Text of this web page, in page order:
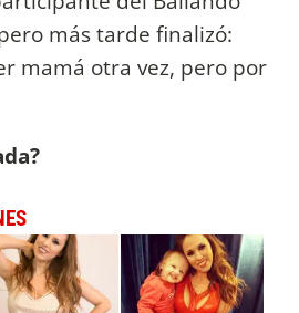
más tarde finalizó:
mamá otra vez, pero por